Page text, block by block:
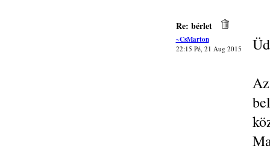
Re: bérlet
~CsMarton
22:15 Pé, 21 Aug 2015